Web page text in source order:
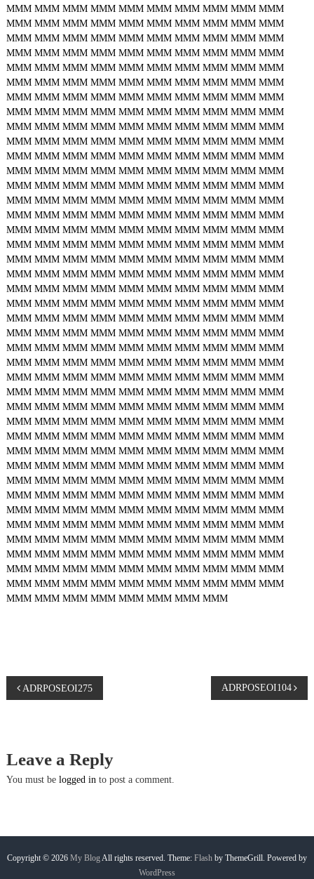
MMM MMM MMM MMM MMM MMM MMM MMM MMM MMM
MMM MMM MMM MMM MMM MMM MMM MMM MMM MMM
MMM MMM MMM MMM MMM MMM MMM MMM MMM MMM
MMM MMM MMM MMM MMM MMM MMM MMM MMM MMM
MMM MMM MMM MMM MMM MMM MMM MMM MMM MMM
MMM MMM MMM MMM MMM MMM MMM MMM MMM MMM
MMM MMM MMM MMM MMM MMM MMM MMM MMM MMM
MMM MMM MMM MMM MMM MMM MMM MMM MMM MMM
MMM MMM MMM MMM MMM MMM MMM MMM MMM MMM
MMM MMM MMM MMM MMM MMM MMM MMM MMM MMM
MMM MMM MMM MMM MMM MMM MMM MMM MMM MMM
MMM MMM MMM MMM MMM MMM MMM MMM MMM MMM
MMM MMM MMM MMM MMM MMM MMM MMM MMM MMM
MMM MMM MMM MMM MMM MMM MMM MMM MMM MMM
MMM MMM MMM MMM MMM MMM MMM MMM MMM MMM
MMM MMM MMM MMM MMM MMM MMM MMM MMM MMM
MMM MMM MMM MMM MMM MMM MMM MMM MMM MMM
MMM MMM MMM MMM MMM MMM MMM MMM MMM MMM
MMM MMM MMM MMM MMM MMM MMM MMM MMM MMM
MMM MMM MMM MMM MMM MMM MMM MMM MMM MMM
MMM MMM MMM MMM MMM MMM MMM MMM MMM MMM
MMM MMM MMM MMM MMM MMM MMM MMM MMM MMM
MMM MMM MMM MMM MMM MMM MMM MMM MMM MMM
MMM MMM MMM MMM MMM MMM MMM MMM MMM MMM
MMM MMM MMM MMM MMM MMM MMM MMM MMM MMM
MMM MMM MMM MMM MMM MMM MMM MMM MMM MMM
MMM MMM MMM MMM MMM MMM MMM MMM MMM MMM
MMM MMM MMM MMM MMM MMM MMM MMM MMM MMM
MMM MMM MMM MMM MMM MMM MMM MMM MMM MMM
MMM MMM MMM MMM MMM MMM MMM MMM MMM MMM
MMM MMM MMM MMM MMM MMM MMM MMM MMM MMM
MMM MMM MMM MMM MMM MMM MMM MMM MMM MMM
MMM MMM MMM MMM MMM MMM MMM MMM MMM MMM
MMM MMM MMM MMM MMM MMM MMM MMM MMM MMM
MMM MMM MMM MMM MMM MMM MMM MMM MMM MMM
MMM MMM MMM MMM MMM MMM MMM MMM MMM MMM
MMM MMM MMM MMM MMM MMM MMM MMM MMM MMM
MMM MMM MMM MMM MMM MMM MMM MMM MMM MMM
MMM MMM MMM MMM MMM MMM MMM MMM MMM MMM
MMM MMM MMM MMM MMM MMM MMM MMM MMM MMM
MMM MMM MMM MMM MMM MMM MMM MMM
P
s
t
a
ADRPOSEOI275 ADRPOSEOI104
Leave a Reply
You must be logged into post a comment.
Copyright © 2026 My BlogAll rights reserved. Theme: Flash by ThemeGrill. Powered by
WordPress